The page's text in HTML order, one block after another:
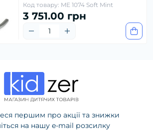
Код товару: ME 1074 Soft Mint
3 751.00 грн
першим про акції та знижки
на нашу e-mail розсилку